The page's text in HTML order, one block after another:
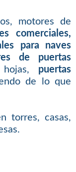
motores de
comerciales,
para naves
de puertas
puertas
de lo que
torres, casas,